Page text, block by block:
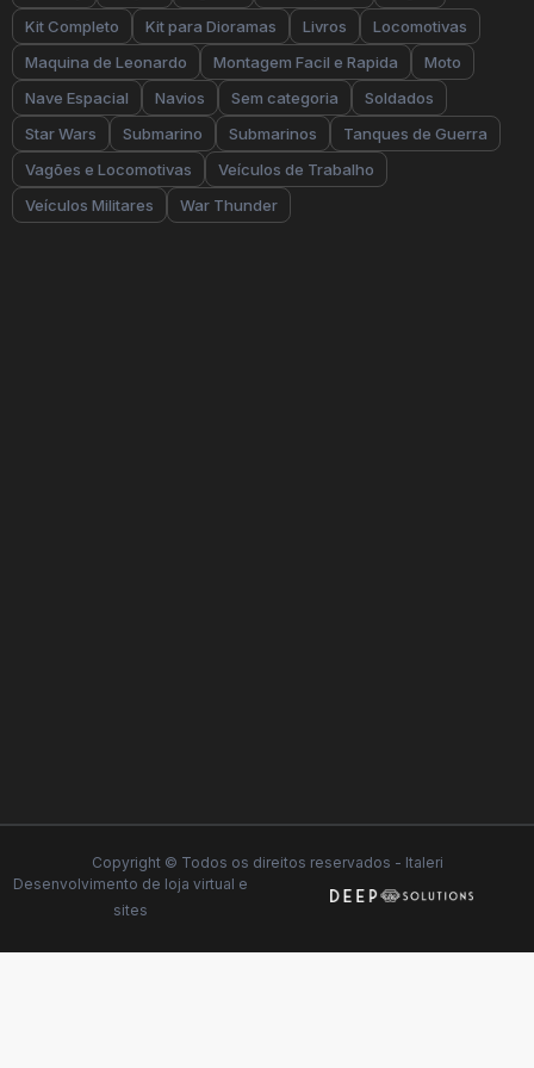
Kit Completo
Kit para Dioramas Livros
Locomotivas
Maquina de Leonardo
Montagem Facil e Rapida
Moto
Nave Espacial
Navios Sem categoria
Soldados
Star Wars
Submarino Submarinos
Tanques de Guerra
Vagões e Locomotivas
Veículos de Trabalho
Veículos Militares
War Thunder
Copyright © Todos os direitos reservados - Italeri
Desenvolvimento de loja virtual e
sites